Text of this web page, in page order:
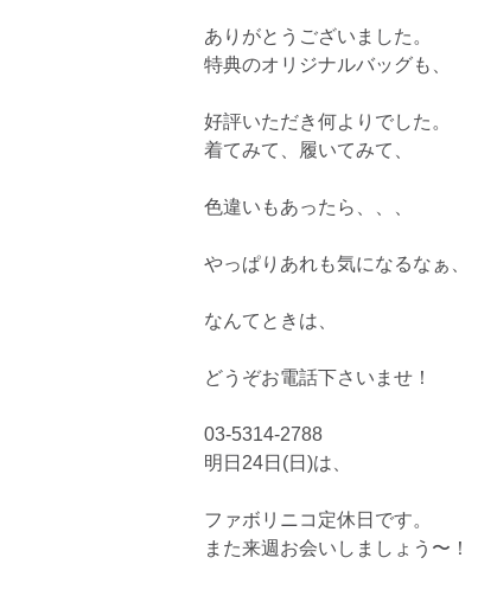
ありがとうございました。
特典のオリジナルバッグも、
好評いただき何よりでした。
着てみて、履いてみて、
色違いもあったら、、、
やっぱりあれも気になるなぁ、
なんてときは、
どうぞお電話下さいませ！
03-5314-2788
明日24日(日)は、
ファボリニコ定休日です。
また来週お会いしましょう〜！